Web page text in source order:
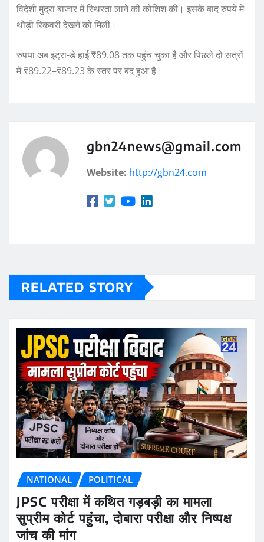
विदेशी मुद्रा बाजार में स्थिरता लाने की कोशिश की। इसके बाद रुपये में
थोड़ी रिकवरी देखने को मिली।
रुपया अब इंट्रा-डे हाई ₹89.08 तक पहुंच चुका है और पिछले दो सत्रों
में ₹89.22–₹89.23 के स्तर पर बंद हुआ है।
gbn24news@gmail.com
Website: http://gbn24.com
RELATED STORY
NATIONAL POLITICAL
JPSC परीक्षा में कथित गड़बड़ी का मामला
सुप्रीम कोर्ट पहुंचा, दोबारा परीक्षा और निष्पक्ष
जांच की मांग